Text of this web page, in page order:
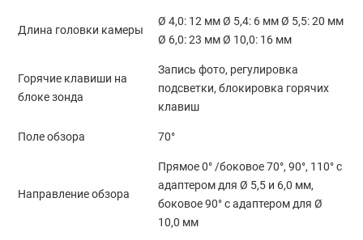
Длина головки камеры
Ø 4,0: 12 мм Ø 5,4: 6 мм Ø 5,5: 20 мм
Ø 6,0: 23 мм Ø 10,0: 16 мм
Горячие клавиши на
блоке зонда
Запись фото, регулировка
подсветки, блокировка горячих
клавиш
Поле обзора 70°
Направление обзора
Прямое 0° /боковое 70°, 90°, 110° с
адаптером для Ø 5,5 и 6,0 мм,
боковое 90° с адаптером для Ø
10,0 мм